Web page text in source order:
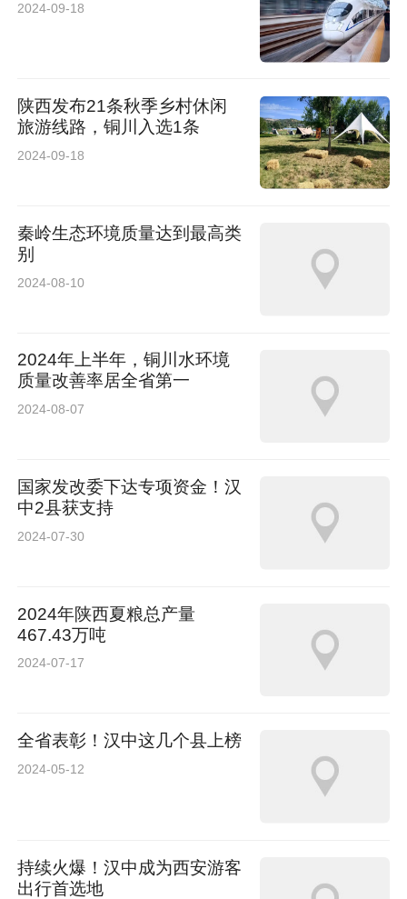
2024-09-18
陕西发布21条秋季乡村休闲
旅游线路，铜川入选1条
2024-09-18
秦岭生态环境质量达到最高类
别
2024-08-10
2024年上半年，铜川水环境
质量改善率居全省第一
2024-08-07
国家发改委下达专项资金！汉
中2县获支持
2024-07-30
2024年陕西夏粮总产量
467.43万吨
2024-07-17
全省表彰！汉中这几个县上榜
2024-05-12
持续火爆！汉中成为西安游客
出行首选地